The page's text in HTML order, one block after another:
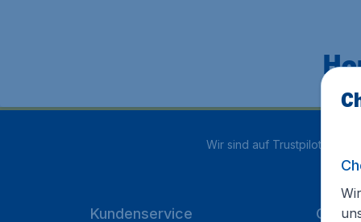
Wir sind auf Trustpilot mit
Kundenservice